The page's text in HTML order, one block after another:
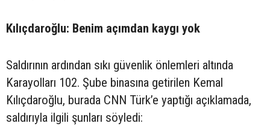
Kılıçdaroğlu: Benim açımdan kaygı yok
Saldırının ardından sıkı güvenlik önlemleri altında
Karayolları 102. Şube binasına getirilen Kemal
Kılıçdaroğlu, burada CNN Türk’e yaptığı açıklamada,
saldırıyla ilgili şunları söyledi: